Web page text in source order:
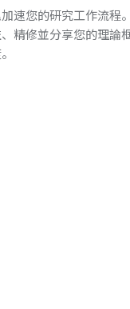
速您的研究工作流程
精修並分享您的理論